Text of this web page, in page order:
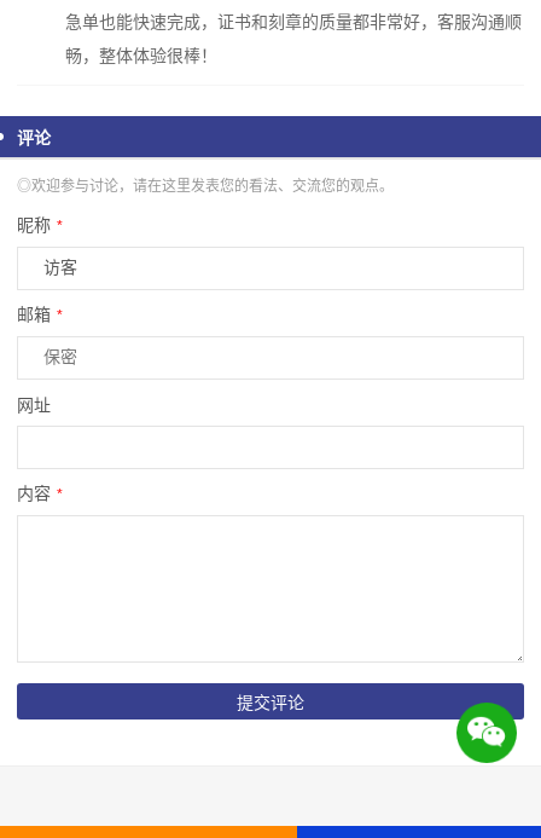
急单也能快速完成，证书和刻章的质量都非常好，客服沟通顺
畅，整体体验很棒！
评论
◎欢迎参与讨论，请在这里发表您的看法、交流您的观点。
昵称 *
邮箱 *
网址
内容 *